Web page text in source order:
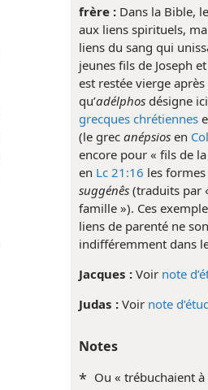
frère : Dans la Bible,
aux liens spirituels,
liens du sang qui
jeunes fils de Joseph
est restée vierge
qu’adélphos désigne
grecques chrétiennes
(le grec anépsios en
encore pour « fils de
en Lc 21:16 les
suggénês (traduits par
famille »). Ces
liens de parenté ne
indifféremment dans
Jacques : Voir note
Judas : Voir note
Notes
* Ou « trébuchaient à